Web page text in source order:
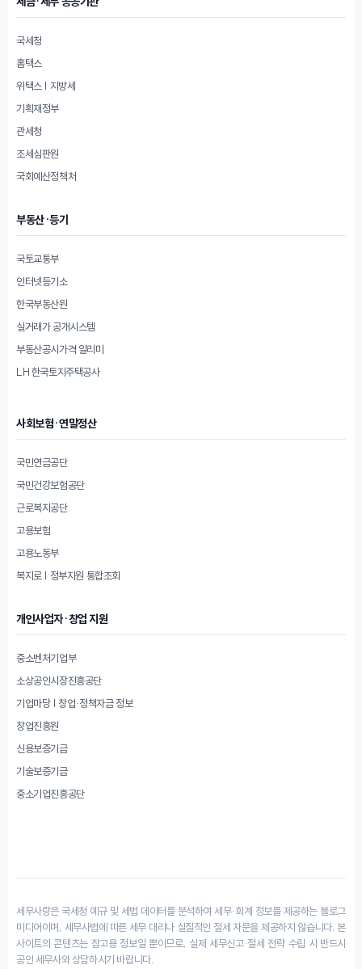
국세청
홈택스
위택스 | 지방세
기획재정부
관세청
조세심판원
국회예산정책처
부동산·등기
국토교통부
인터넷등기소
한국부동산원
실거래가 공개시스템
부동산공시가격 알리미
LH 한국토지주택공사
사회보험·연말정산
국민연금공단
국민건강보험공단
근로복지공단
고용보험
고용노동부
복지로 | 정부지원 통합조회
개인사업자·창업 지원
중소벤처기업부
소상공인시장진흥공단
기업마당 | 창업·정책자금 정보
창업진흥원
신용보증기금
기술보증기금
중소기업진흥공단
세무사랑은 국세청 예규 및 세법 데이터를 분석하여 세무·회계 정보를 제공하는 블로그
미디어이며, 세무사법에 따른 세무 대리나 실질적인 절세 자문을 제공하지 않습니다. 본
사이트의 콘텐츠는 참고용 정보일 뿐이므로, 실제 세무신고·절세 전략 수립 시 반드시
공인 세무사와 상담하시기 바랍니다.